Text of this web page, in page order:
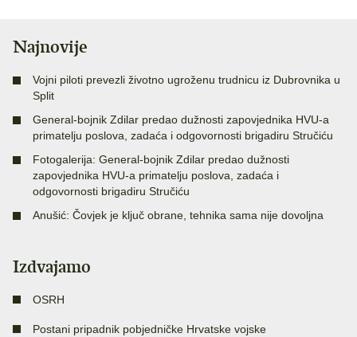
Najnovije
Vojni piloti prevezli životno ugroženu trudnicu iz Dubrovnika u
Split
General-bojnik Zdilar predao dužnosti zapovjednika HVU-a
primatelju poslova, zadaća i odgovornosti brigadiru Stručiću
Fotogalerija: General-bojnik Zdilar predao dužnosti
zapovjednika HVU-a primatelju poslova, zadaća i
odgovornosti brigadiru Stručiću
Anušić: Čovjek je ključ obrane, tehnika sama nije dovoljna
Izdvajamo
OSRH
Postani pripadnik pobjedničke Hrvatske vojske